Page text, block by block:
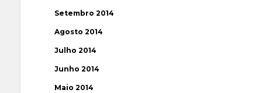
Setembro 2014
Agosto 2014
Julho 2014
Junho 2014
Maio 2014